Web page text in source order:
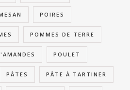
POIRES
POMMES DE TERRE
POULET
PÂTES PÂTE À TARTINER